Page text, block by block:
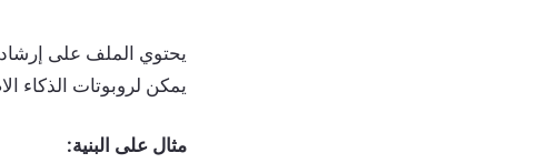
يمكن لروبوتات الذكاء
مثال على البنية: